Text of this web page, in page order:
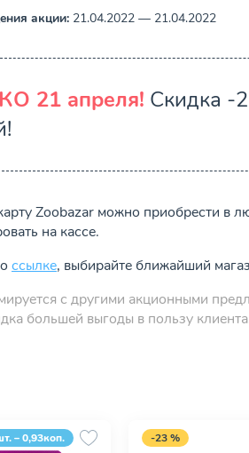
акции: 21.04.2022 — 21.04.2022
21 апреля! Скидка -
Zoobazar можно приобрести в
на кассе.
ссылке, выбирайте ближайший
с другими акционными
большей выгоды в пользу
– 0,93коп. -23 %